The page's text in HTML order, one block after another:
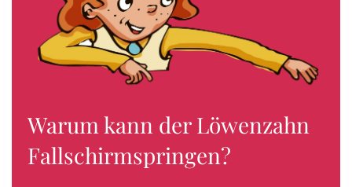
Warum kann der Löwenzahn
Fallschirmspringen?